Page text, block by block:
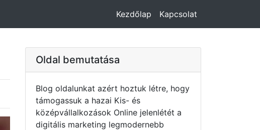
Kezdőlap Kapcsolat
Oldal bemutatása
Blog oldalunkat azért hoztuk létre, hogy
támogassuk a hazai Kis- és
középvállalkozások Online jelenlétét a
digitális marketing legmodernebb